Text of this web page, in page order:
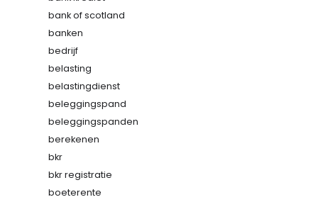
bank of scotland
banken
bedrijf
belasting
belastingdienst
beleggingspand
beleggingspanden
berekenen
bkr
bkr registratie
boeterente